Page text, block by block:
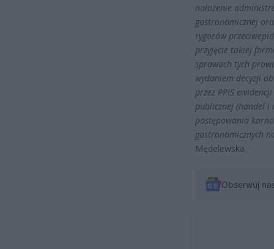
nałożenie
gastronomicznej
rygorów
przyjęcie takiej
sprawach tych
wydaniem decyzji
przez PPIS
publicznej (handel i
postępowania
gastronomicznych
Mędelewska.
Obserwuj